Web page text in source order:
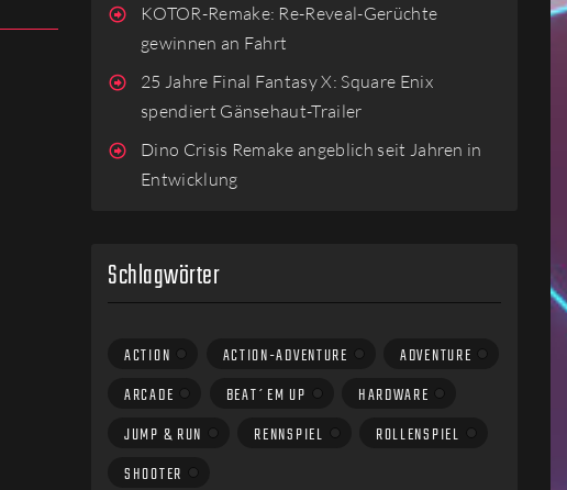
KOTOR-Remake: Re-Reveal-Gerüchte
gewinnen an Fahrt
25 Jahre Final Fantasy X: Square Enix
spendiert Gänsehaut-Trailer
Dino Crisis Remake angeblich seit Jahren in
Entwicklung
Schlagwörter
ACTION ACTION-ADVENTURE
ADVENTURE
ARCADE
BEAT´EM UP
HARDWARE
JUMP & RUN
RENNSPIEL
ROLLENSPIEL
SHOOTER